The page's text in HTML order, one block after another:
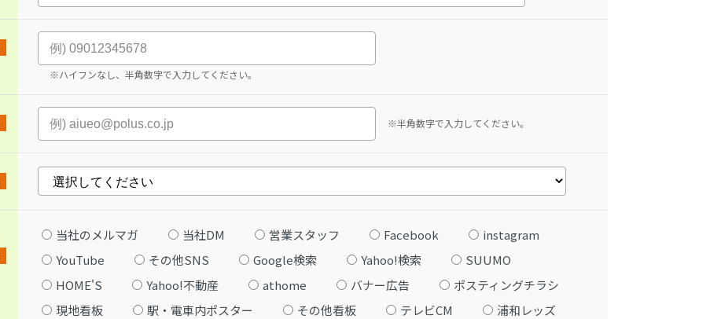
※ハイフンなし、半角数字で入力してください。
※半角数字で入力してください。
当社のメルマガ 当社DM 営業スタッフ Facebook
instagram
YouTube
その他SNS Google検索 Yahoo!検索
SUUMO
HOME'S
Yahoo!不動産 athome バナー広告
ポスティングチラシ
現地看板
駅・電車内ポスター その他看板 テレビCM
浦和レッズ